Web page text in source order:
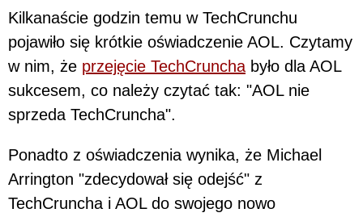
Kilkanaście godzin temu w TechCrunchu
pojawiło się krótkie oświadczenie AOL. Czytamy
w nim, że przejęcie TechCruncha było dla AOL
sukcesem, co należy czytać tak: "AOL nie
sprzeda TechCruncha".
Ponadto z oświadczenia wynika, że Michael
Arrington "zdecydował się odejść" z
TechCruncha i AOL do swojego nowo